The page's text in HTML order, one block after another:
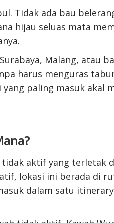
Tidak ada bau
hijau seluas mata
Malang, atau
harus menguras
paling masuk akal
tidak aktif yang terletak
lokasi ini berada di
dalam satu